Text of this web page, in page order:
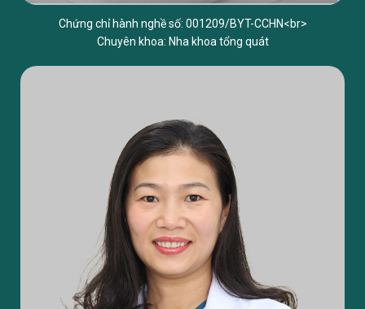
Chứng chỉ hành nghề số: 001209/BYT-CCHN<br>
Chuyên khoa: Nha khoa tổng quát